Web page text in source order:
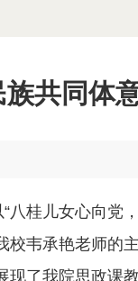
共同体
桂儿女心向党
韦承艳老师的
了我院思政课